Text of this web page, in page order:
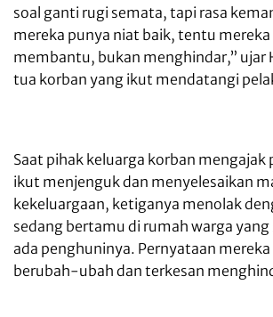
soal ganti rugi semata, tapi rasa
mereka punya niat baik, tentu
membantu, bukan menghindar,” ujar
tua korban yang ikut mendatangi
Saat pihak keluarga korban mengajak
ikut menjenguk dan menyelesaikan
kekeluargaan, ketiganya menolak
sedang bertamu di rumah warga
ada penghuninya. Pernyataan
berubah-ubah dan terkesan